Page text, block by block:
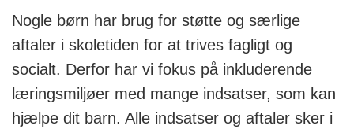
Nogle børn har brug for støtte og særlige
aftaler i skoletiden for at trives fagligt og
socialt. Derfor har vi fokus på inkluderende
læringsmiljøer med mange indsatser, som kan
hjælpe dit barn. Alle indsatser og aftaler sker i